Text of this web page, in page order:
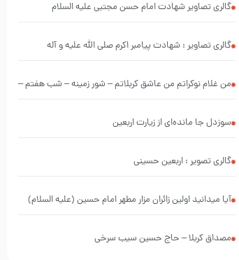
گالری تصاویر شهادت امام حسن مجتبی علیه السلام
گالری تصاویر : شهادت پیامبر اکرم صلی الله علیه و آله
من غلام نوکراتم من عاشق کربلاتم – شور زمینه – شب هفتم –
سوزدل جا مانده‌ای از زیارت اربعین
گالری تصویر : اربعین حسینی
آیا میدانید اولین زائران مزار مطهر امام حسین (علیه السلام)
مصداق کربلا – حاج حسین سیب سرخی